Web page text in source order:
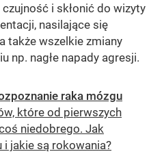
i skłonić do wizyty
nasilające się
także wszelkie zmiany
np. nagłe napady agresji.
raka mózgu
które od pierwszych
niedobrego. Jak
jakie są rokowania?